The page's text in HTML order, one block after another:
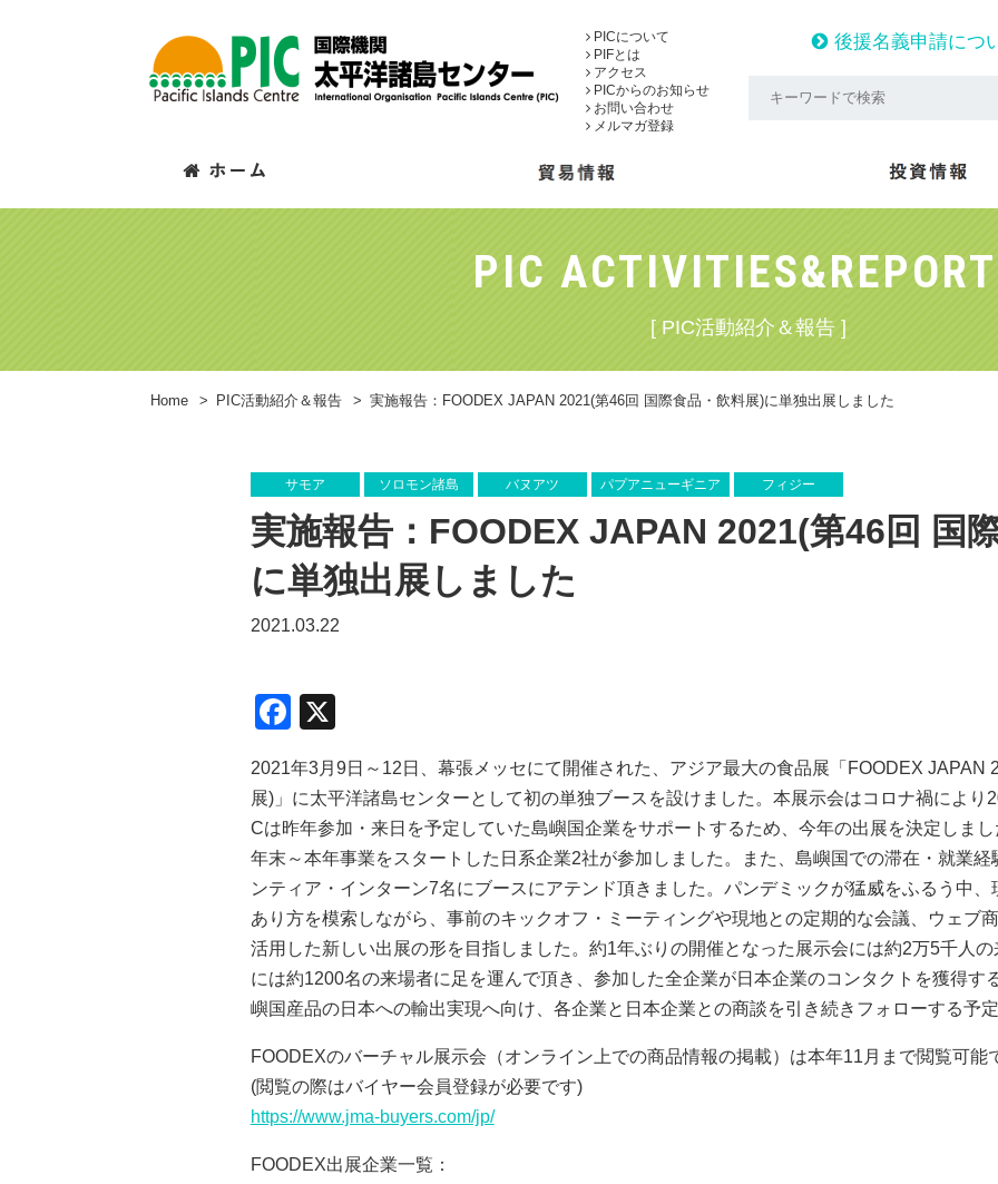
PICについて
PIFとは
アクセス
PICからのお知らせ
お問い合わせ
メルマガ登録
後援名義申請につ
PIC
[ PIC活動紹介＆報告 ]
Home > PIC活動紹介＆報告 > 実施報告：FOODEX JAPAN 2021(第46回 国際食品・飲料展)に単独出展しました
サモア ソロモン諸島 バヌアツ パプアニューギニア フィジー
実施報告：FOODEX JAPAN 2021(第46回 国
に単独出展しました
2021.03.22
F
c
e
b
o
o
k
2021年3月 9日～ 12 日、幕張メッセにて開催された、アジア最大の食品展「 FOODEX JAPAN
展)」に太平洋諸島センターとして初の単独ブースを設けました。本展示会はコロナ禍により
Cは昨年参加・来日を予定していた島嶼国企業をサポートするため、今年の出展を決定しま
年末～本年事業をスタートした日系企業2社が参加しました。また、島嶼国での滞在・就業
ンティア・インターン7名にブースにアテンド頂きました。パンデミックが猛威をふるう中
あり方を模索しながら、事前のキックオフ・ミーティングや現地との定期的な会議、ウェブ
活用した新しい出展の形を目指しました。約1年ぶりの開催となった展示会には約2万5千人の
には約1200名の来場者に足を運んで頂き、参加した全企業が日本企業のコンタクトを獲得す
嶼国産品の日本への輸出実現へ向け、各企業と日本企業との商談を引き続きフォローする予定
FOODEXのバーチャル展示会（オンライン上での商品情報の掲載）は本年11 月まで閲覧可能
(閲覧の際はバイヤー会員登録が必要です)
https://www.jma-buyers.com/jp/
FOODEX出展企業一覧：